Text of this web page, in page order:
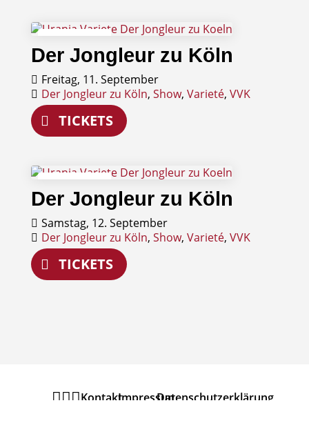
11
September
Der Jongleur zu Köln
Freitag, 11. September
Der Jongleur zu Köln, Show, Varieté, VVK
TICKETS
12
September
Der Jongleur zu Köln
Samstag, 12. September
Der Jongleur zu Köln, Show, Varieté, VVK
TICKETS
KontaktImpressumDatenschutzerklärung